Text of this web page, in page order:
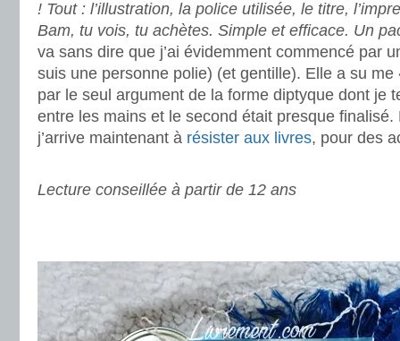
! Tout : l’illustration, la police utilisée, le titre,
Bam, tu vois, tu achètes. Simple et efficace. Un
va sans dire que j’ai évidemment commencé par
suis une personne polie) (et gentille). Elle a su
par le seul argument de la forme diptyque dont je
entre les mains et le second était presque finalisé.
j’arrive maintenant à résister aux livres, pour des
Lecture conseillée à partir de 12 ans